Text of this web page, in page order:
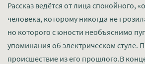
Рассказ ведётся от лица спокойного,
человека, которому никогда не
но которого с юности необъяснимо
упоминания об электрическом стуле.
происшествие из его прошлого.В